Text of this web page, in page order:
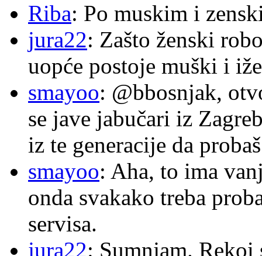
Riba: Po muskim i
jura22: Zašto ženski
uopće postoje muški i
smayoo: @bbosnjak,
se jave jabučari iz
iz te generacije da
smayoo: Aha, to ima
onda svakako treba
servisa.
jura22: Sumnjam. Rekoi